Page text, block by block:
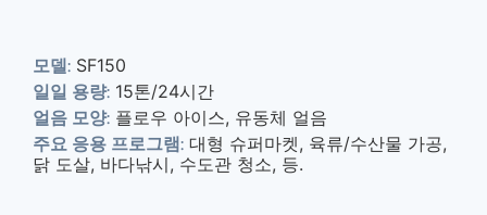
모델: SF150
일일 용량: 15톤/24시간
얼음 모양: 플로우 아이스, 유동체 얼음
주요 응용 프로그램: 대형 슈퍼마켓, 육류/수산물 가공,
닭 도살, 바다낚시, 수도관 청소, 등.